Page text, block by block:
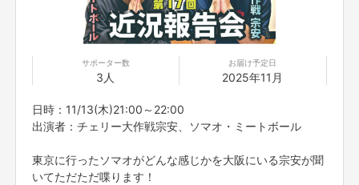
サポーター数
3人
お届け予定日
2025年11月
日時：11/13(木)21:00～22:00
出演者：チェリー大作戦宗安、ソマオ・ミートボール
東京に行ったソマオがどんな感じかを大阪にいる宗安が聞
いてただただ喋ります！